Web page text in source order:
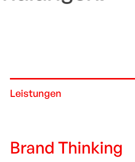
Leistungen
Brand Thinking